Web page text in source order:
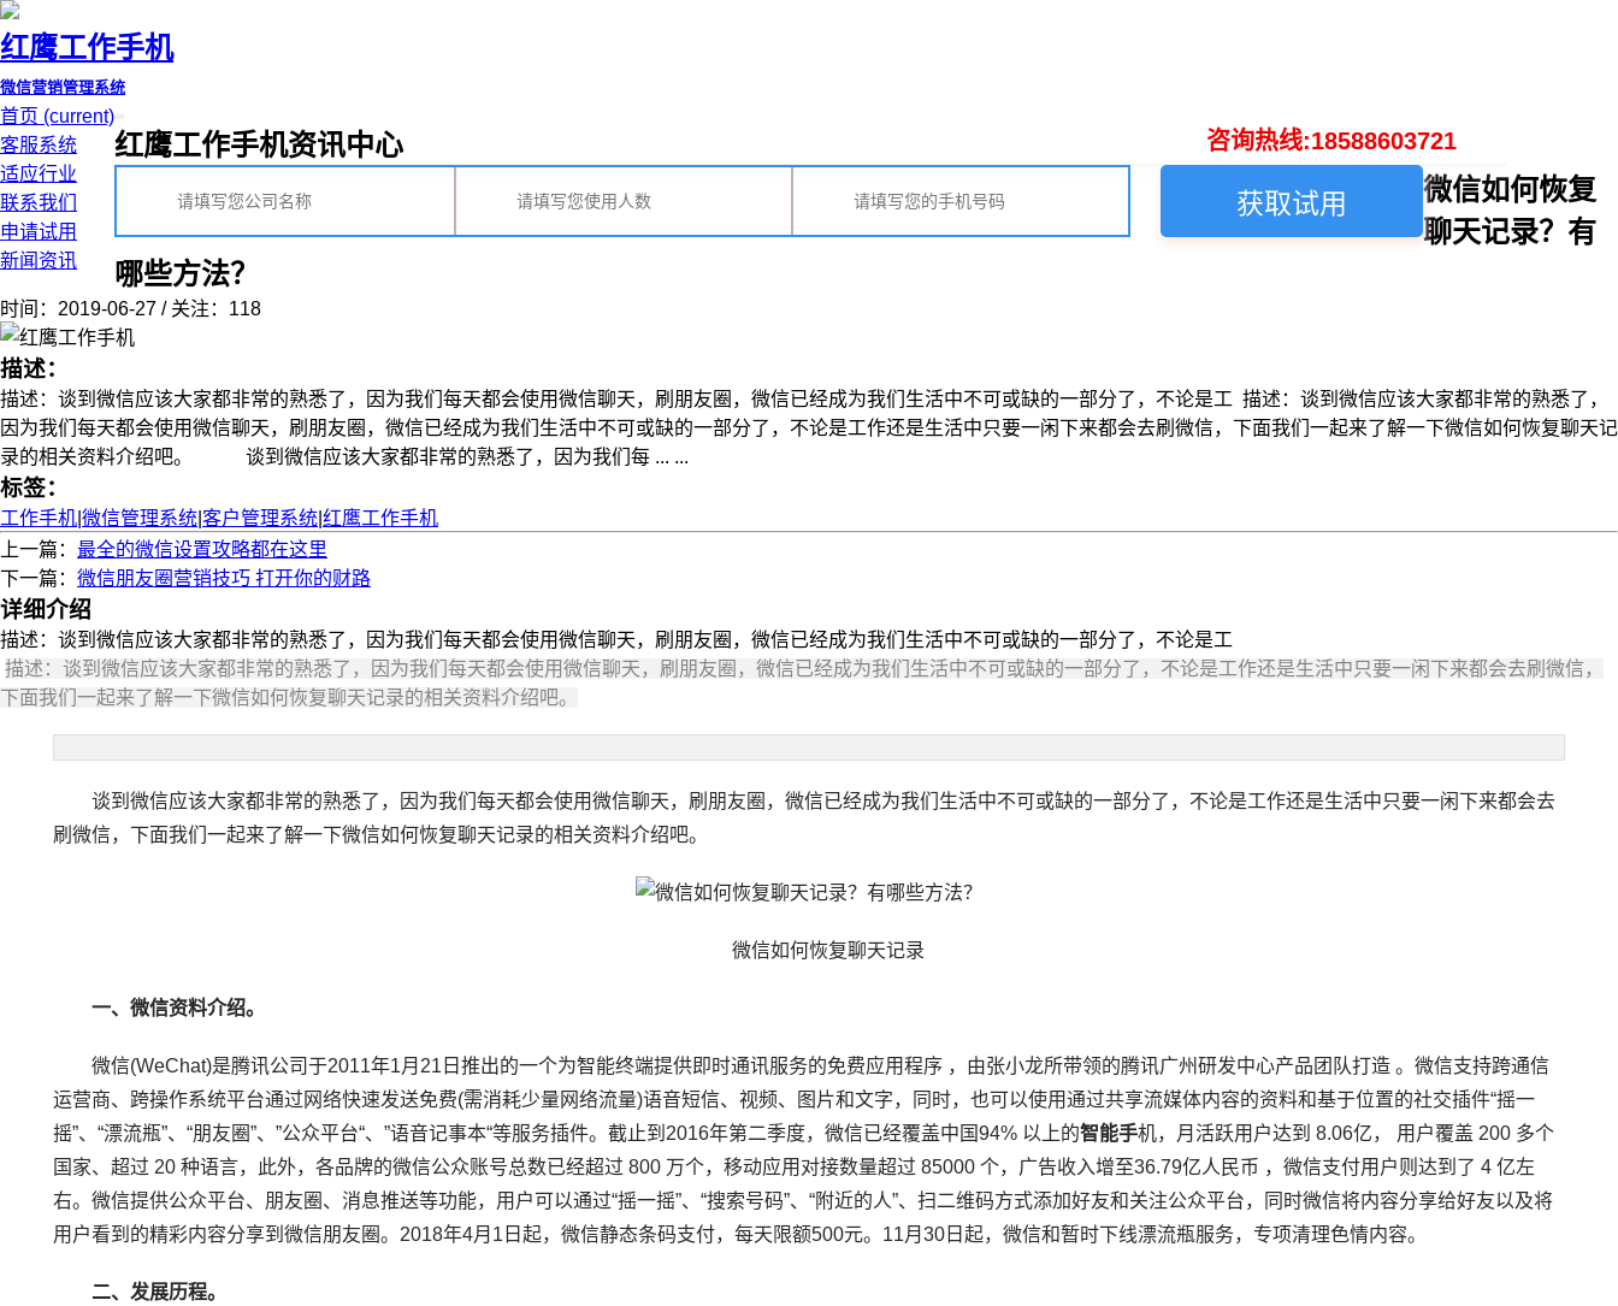
红鹰工作手机
微信营销管理系统
首页 (current)
客服系统
适应行业
联系我们
申请试用
新闻资讯
咨询热线:18588603721
红鹰工作手机资讯中心
获取试用
微信如何恢复
聊天记录？有
哪些方法？
时间：2019-06-27 / 关注：118
描述：
描述：谈到微信应该大家都非常的熟悉了，因为我们每天都会使用微信聊天，刷朋友圈，微信已经成为我们生活中不可或缺的一部分了，不论是工 描述：谈到微信应该大家都非常的熟悉了，
因为我们每天都会使用微信聊天，刷朋友圈，微信已经成为我们生活中不可或缺的一部分了，不论是工作还是生活中只要一闲下来都会去刷微信，下面我们一起来了解一下微信如何恢复聊天记
录的相关资料介绍吧。 谈到微信应该大家都非常的熟悉了，因为我们每 ... ...
标签：
工作手机 微信管理系统 客户管理系统 红鹰工作手机
上一篇： 最全的微信设置攻略都在这里
下一篇： 微信朋友圈营销技巧 打开你的财路
详细介绍
描述：谈到微信应该大家都非常的熟悉了，因为我们每天都会使用微信聊天，刷朋友圈，微信已经成为我们生活中不可或缺的一部分了，不论是工
描述：谈到微信应该大家都非常的熟悉了，因为我们每天都会使用微信聊天，刷朋友圈，微信已经成为我们生活中不可或缺的一部分了，不论是工作还是生活中只要一闲下来都会去刷微信，
下面我们一起来了解一下微信如何恢复聊天记录的相关资料介绍吧。
谈到微信应该大家都非常的熟悉了，因为我们每天都会使用微信聊天，刷朋友圈，微信已经成为我们生活中不可或缺的一部分了，不论是工作还是生活中只要一闲下来都会去
刷微信，下面我们一起来了解一下微信如何恢复聊天记录的相关资料介绍吧。
微信如何恢复聊天记录
一、微信资料介绍。
微信(WeChat)是腾讯公司于2011年1月21日推出的一个为智能终端提供即时通讯服务的免费应用程序 ，由张小龙所带领的腾讯广州研发中心产品团队打造 。微信支持跨通信
运营商、跨操作系统平台通过网络快速发送免费(需消耗少量网络流量)语音短信、视频、图片和文字，同时，也可以使用通过共享流媒体内容的资料和基于位置的社交插件“摇一
摇”、“漂流瓶”、“朋友圈”、”公众平台“、”语音记事本“等服务插件。截止到2016年第二季度，微信已经覆盖中国94% 以上的智能手机，月活跃用户达到 8.06亿， 用户覆盖 200 多个
国家、超过 20 种语言，此外，各品牌的微信公众账号总数已经超过 800 万个，移动应用对接数量超过 85000 个，广告收入增至36.79亿人民币 ，微信支付用户则达到了 4 亿左
右。微信提供公众平台、朋友圈、消息推送等功能，用户可以通过“摇一摇”、“搜索号码”、“附近的人”、扫二维码方式添加好友和关注公众平台，同时微信将内容分享给好友以及将
用户看到的精彩内容分享到微信朋友圈。2018年4月1日起，微信静态条码支付，每天限额500元。11月30日起，微信和暂时下线漂流瓶服务，专项清理色情内容。
二、发展历程。